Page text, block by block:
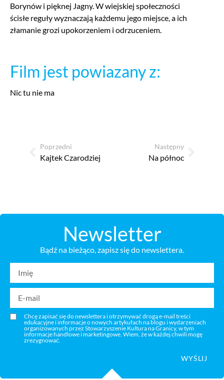
Borynów i pięknej Jagny. W wiejskiej społeczności
ścisłe reguły wyznaczają każdemu jego miejsce, a ich
złamanie grozi upokorzeniem i odrzuceniem.
Film jest powiazany z:
Nic tu nie ma
Poprzedni
Kajtek Czarodziej
Następny
Na północ
Newsletter
Bądź na bieżąco, zapisz się do newslettera.
Chcę zapisać się do newslettera i otrzymywać drogą e-mail treści
edukacyjne i informacje o nowych artykułach na blogu i wydarzeniach
organizowanych przez Stowarzyszenie Kultura na Granicy, w tym
informacje handlowe i marketingowe. Wiem, że w każdej chwili mogę
zrezygnować.
WYŚLIJ